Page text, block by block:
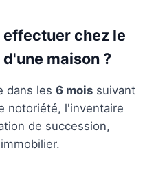
chez le
maison ?
dans les 6 mois suivant
notoriété, l'inventaire
de succession,